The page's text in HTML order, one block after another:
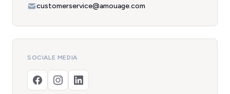
customerservice@amouage.com
SOCIALE MEDIA